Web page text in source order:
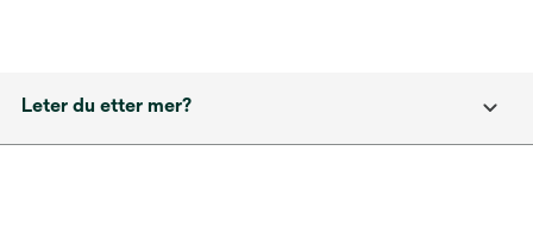
Leter du etter mer?